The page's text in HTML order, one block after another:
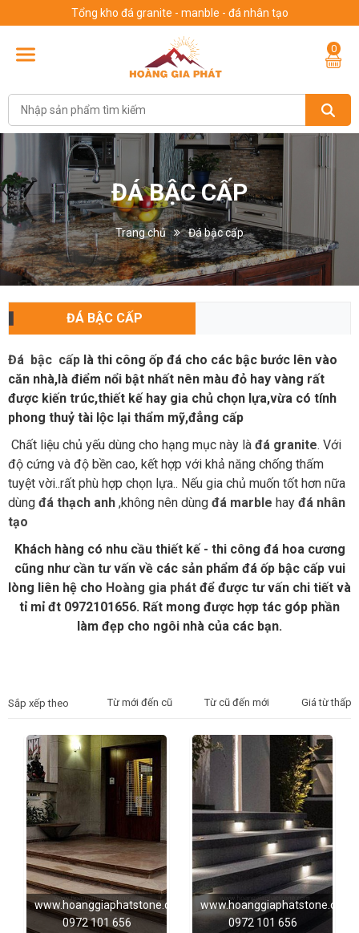
Tổng kho đá granite - manble - đá nhân tạo
0
ĐÁ BẬC CẤP
Trang chủ Đá bậc cấp
ĐÁ BẬC CẤP
Đá bậc cấp là thi công ốp đá cho các bậc bước lên vào
căn nhà,là điểm nổi bật nhất nên màu đỏ hay vàng rất
được kiến trúc,thiết kế hay gia chủ chọn lựa,vừa có tính
phong thuỷ tài lộc lại thẩm mỹ,đẳng cấp
Chất liệu chủ yếu dùng cho hạng mục này là đá granite. Với
độ cứng và độ bền cao, kết hợp với khả năng chống thấm
tuyệt vời..rất phù hợp chọn lựa.. Nếu gia chủ muốn tốt hơn nữa
dùng đá thạch anh ,không nên dùng đá marble hay đá nhân
tạo
Khách hàng có nhu cầu thiết kế - thi công đá hoa cương
cũng như cần tư vấn về các sản phẩm đá ốp bậc cấp vui
lòng liên hệ cho Hoàng gia phát để được tư vấn chi tiết và
tỉ mỉ đt 0972101656. Rất mong được hợp tác góp phần
làm đẹp cho ngôi nhà của các bạn.
Sắp xếp theo Từ mới đến cũ Từ cũ đến mới Giá từ thấp
www.hoanggiaphatstone.com
0972 101 656
www.hoanggiaphatstone.com
0972 101 656